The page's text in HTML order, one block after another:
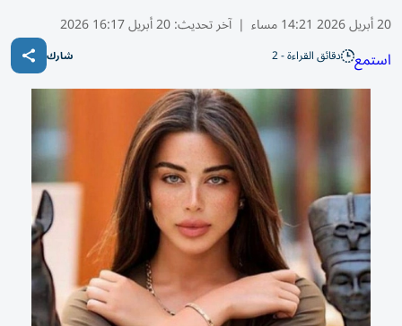
20 أبريل 2026 14:21 مساء | آخر تحديث:20 أبريل 16:17 2026
استمع دقائق القراءة - 2 شارك